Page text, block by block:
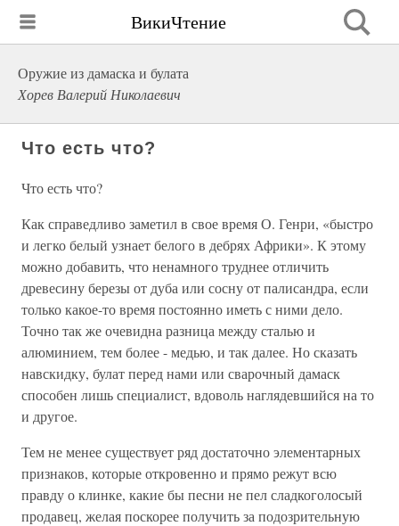
ВикиЧтение
Оружие из дамаска и булата
Хорев Валерий Николаевич
Что есть что?
Что есть что?
Как справедливо заметил в свое время О. Генри, «быстро
и легко белый узнает белого в дебрях Африки». К этому
можно добавить, что ненамного труднее отличить
древесину березы от дуба или сосну от палисандра, если
только какое-то время постоянно иметь с ними дело.
Точно так же очевидна разница между сталью и
алюминием, тем более - медью, и так далее. Но сказать
навскидку, булат перед нами или сварочный дамаск
способен лишь специалист, вдоволь наглядевшийся на то
и другое.
Тем не менее существует ряд достаточно элементарных
признаков, которые откровенно и прямо режут всю
правду о клинке, какие бы песни не пел сладкоголосый
продавец, желая поскорее получить за подозрительную